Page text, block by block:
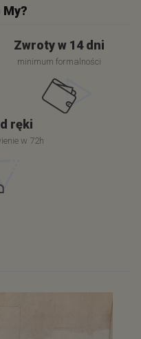
My?
Zwroty w 14 dni
minimum formalności
ręki
w 72h